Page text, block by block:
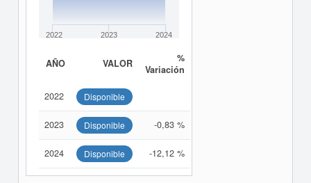
2022 2023 2024
AÑO VALOR
%
Variación
2022 Disponible
2023 Disponible -0,83 %
2024 Disponible -12,12 %